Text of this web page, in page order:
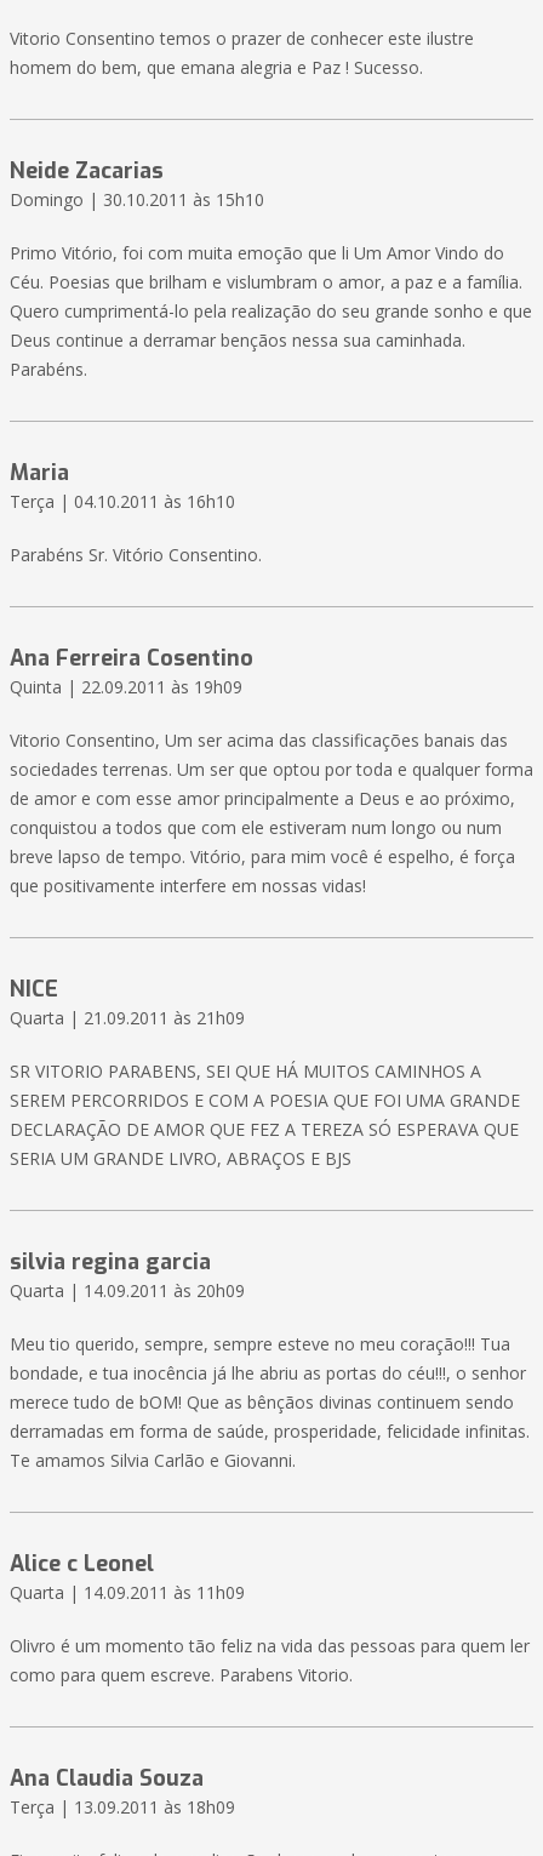
Vitorio Consentino temos o prazer de conhecer este ilustre
homem do bem, que emana alegria e Paz ! Sucesso.
Neide Zacarias
Domingo | 30.10.2011 às 15h10
Primo Vitório, foi com muita emoção que li Um Amor Vindo do
Céu. Poesias que brilham e vislumbram o amor, a paz e a família.
Quero cumprimentá-lo pela realização do seu grande sonho e que
Deus continue a derramar bençãos nessa sua caminhada.
Parabéns.
Maria
Terça | 04.10.2011 às 16h10
Parabéns Sr. Vitório Consentino.
Ana Ferreira Cosentino
Quinta | 22.09.2011 às 19h09
Vitorio Consentino, Um ser acima das classificações banais das
sociedades terrenas. Um ser que optou por toda e qualquer forma
de amor e com esse amor principalmente a Deus e ao próximo,
conquistou a todos que com ele estiveram num longo ou num
breve lapso de tempo. Vitório, para mim você é espelho, é força
que positivamente interfere em nossas vidas!
NICE
Quarta | 21.09.2011 às 21h09
SR VITORIO PARABENS, SEI QUE HÁ MUITOS CAMINHOS A
SEREM PERCORRIDOS E COM A POESIA QUE FOI UMA GRANDE
DECLARAÇÃO DE AMOR QUE FEZ A TEREZA SÓ ESPERAVA QUE
SERIA UM GRANDE LIVRO, ABRAÇOS E BJS
silvia regina garcia
Quarta | 14.09.2011 às 20h09
Meu tio querido, sempre, sempre esteve no meu coração!!! Tua
bondade, e tua inocência já lhe abriu as portas do céu!!!, o senhor
merece tudo de bOM! Que as bênçãos divinas continuem sendo
derramadas em forma de saúde, prosperidade, felicidade infinitas.
Te amamos Silvia Carlão e Giovanni.
Alice c Leonel
Quarta | 14.09.2011 às 11h09
Olivro é um momento tão feliz na vida das pessoas para quem ler
como para quem escreve. Parabens Vitorio.
Ana Claudia Souza
Terça | 13.09.2011 às 18h09